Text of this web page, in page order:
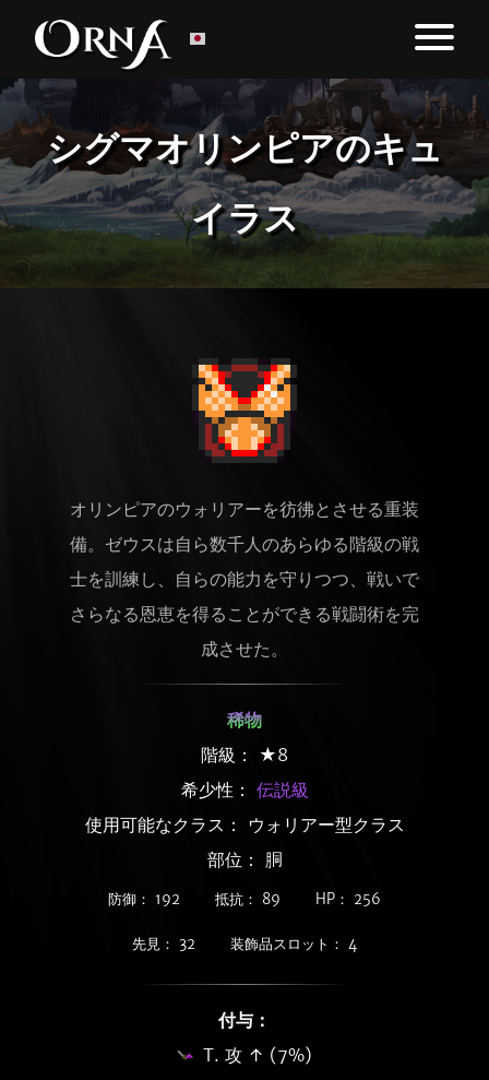
シグマオリンピアのキュ
イラス
オリンピアのウォリアーを彷彿とさせる重装
備。ゼウスは自ら数千人のあらゆる階級の戦
士を訓練し、自らの能力を守りつつ、戦いで
さらなる恩恵を得ることができる戦闘術を完
成させた。
稀物
階級： ★8
希少性： 伝説級
使用可能なクラス： ウォリアー型クラス
部位： 胴
防御： 192 抵抗： 89 HP： 256
先見： 32 装飾品スロット： 4
付与：
T. 攻 ↑ (7%)